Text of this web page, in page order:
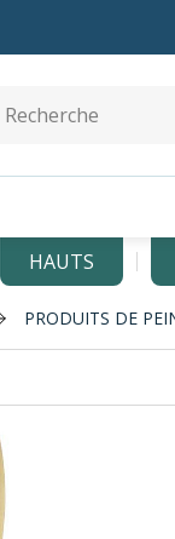
HAUTS
PRODUITS DE